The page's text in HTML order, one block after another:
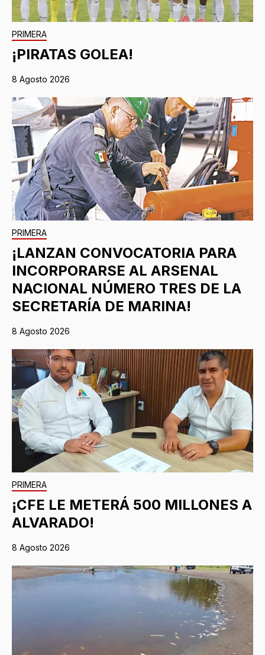
PRIMERA
¡PIRATAS GOLEA!
8 Agosto 2026
PRIMERA
¡LANZAN CONVOCATORIA PARA
INCORPORARSE AL ARSENAL
NACIONAL NÚMERO TRES DE LA
SECRETARÍA DE MARINA!
8 Agosto 2026
PRIMERA
¡CFE LE METERÁ 500 MILLONES A
ALVARADO!
8 Agosto 2026